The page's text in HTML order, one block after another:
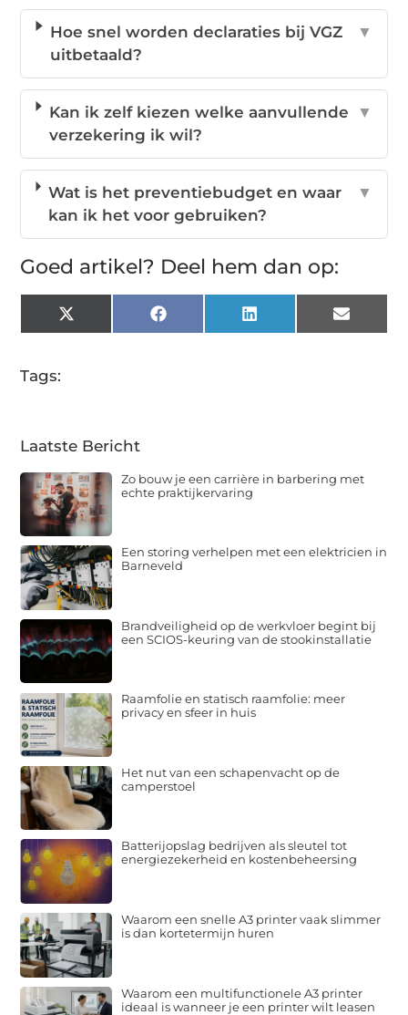
Hoe snel worden declaraties bij VGZ
uitbetaald?
▼
Kan ik zelf kiezen welke aanvullende
verzekering ik wil?
▼
Wat is het preventiebudget en waar
kan ik het voor gebruiken?
▼
Goed artikel? Deel hem dan op:
X
(Twitter)
Facebook LinkedIn Email
Tags:
Laatste Bericht
Zo bouw je een carrière in barbering met
echte praktijkervaring
Een storing verhelpen met een elektricien in
Barneveld
Brandveiligheid op de werkvloer begint bij
een SCIOS-keuring van de stookinstallatie
Raamfolie en statisch raamfolie: meer
privacy en sfeer in huis
Het nut van een schapenvacht op de
camperstoel
Batterijopslag bedrijven als sleutel tot
energiezekerheid en kostenbeheersing
Waarom een snelle A3 printer vaak slimmer
is dan kortetermijn huren
Waarom een multifunctionele A3 printer
ideaal is wanneer je een printer wilt leasen